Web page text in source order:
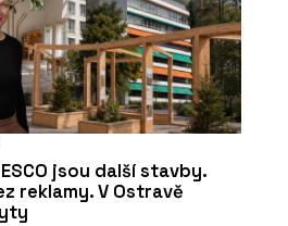
jsou další stavby.
reklamy. V Ostravě